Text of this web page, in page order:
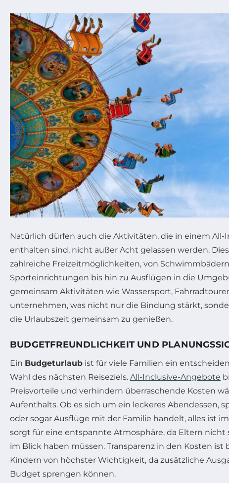
Natürlich dürfen auch die Aktivitäten, die in einem All-
enthalten sind, nicht außer Acht gelassen werden.
zahlreiche Freizeitmöglichkeiten, von
Sporteinrichtungen bis hin zu Ausflügen in die
gemeinsam Aktivitäten wie Wassersport,
unternehmen, was nicht nur die Bindung stärkt,
die Urlaubszeit gemeinsam zu genießen.
BUDGETFREUNDLICHKEIT UND
Ein Budgeturlaub ist für viele Familien ein
Wahl des nächsten Reiseziels. All-Inclusive-Angebote
Preisvorteile und verhindern überraschende Kosten
Aufenthalts. Ob es sich um ein leckeres Abendessen,
oder sogar Ausflüge mit der Familie handelt, alles ist
sorgt für eine entspannte Atmosphäre, da Eltern nicht
im Blick haben müssen. Transparenz in den Kosten ist
Kindern von höchster Wichtigkeit, da zusätzliche
Budget sprengen können.